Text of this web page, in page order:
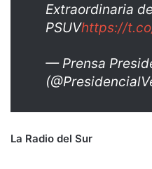
Extraordinaria
PSUVhttps://
— Prensa
La Radio del Sur